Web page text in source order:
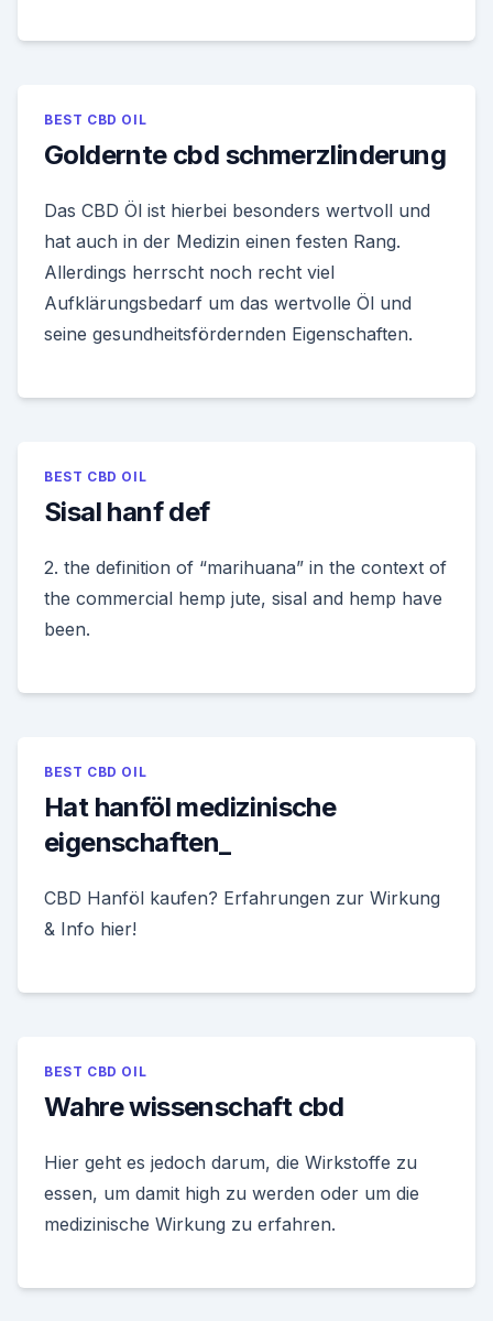
BEST CBD OIL
Goldernte cbd schmerzlinderung
Das CBD Öl ist hierbei besonders wertvoll und
hat auch in der Medizin einen festen Rang.
Allerdings herrscht noch recht viel
Aufklärungsbedarf um das wertvolle Öl und
seine gesundheitsfördernden Eigenschaften.
BEST CBD OIL
Sisal hanf def
2. the definition of “marihuana” in the context of
the commercial hemp jute, sisal and hemp have
been.
BEST CBD OIL
Hat hanföl medizinische
eigenschaften_
CBD Hanföl kaufen? Erfahrungen zur Wirkung
& Info hier!
BEST CBD OIL
Wahre wissenschaft cbd
Hier geht es jedoch darum, die Wirkstoffe zu
essen, um damit high zu werden oder um die
medizinische Wirkung zu erfahren.